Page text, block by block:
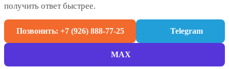
получить ответ быстрее.
Позвонить: +7 (926) 888-77-25 Telegram
MAX